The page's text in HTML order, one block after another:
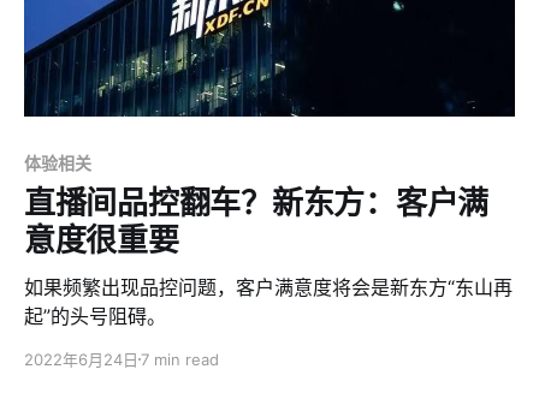
体验相关
直播间品控翻车？新东方：客户满
意度很重要
如果频繁出现品控问题，客户满意度将会是新东方“东山再
起”的头号阻碍。
2022年6月24日 7 min read